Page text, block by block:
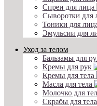
Спреи для лица
Сыворотки для
Тоники для
Эмульсии для
Уход за телом
Бальзамы для
Кремы для рук
Кремы для тела
Масла для тела
Молочко для
Скрабы для тела